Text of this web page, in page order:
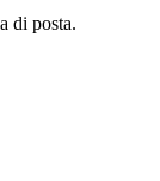
di posta.